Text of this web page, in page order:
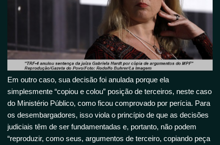
Em outro caso, sua decisão foi anulada porque ela
simplesmente “copiou e colou” posição de terceiros, neste caso
do Ministério Público, como ficou comprovado por perícia. Para
os desembargadores, isso viola o princípio de que as decisões
judiciais têm de ser fundamentadas e, portanto, não podem
“reproduzir, como seus, argumentos de terceiro, copiando peça